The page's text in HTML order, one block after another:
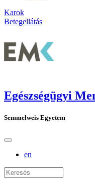
Karok
Betegellátás
Egészségügyi
Semmelweis Egyetem
en